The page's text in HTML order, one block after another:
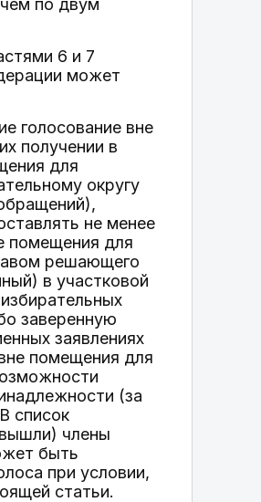
по двум
6 и 7
может
голосование вне
получении в
для
округу
не менее
помещения для
решающего
в участковой
заверенную
заявлениях
помещения для
(за
список
члены
быть
при условии,
статьи.